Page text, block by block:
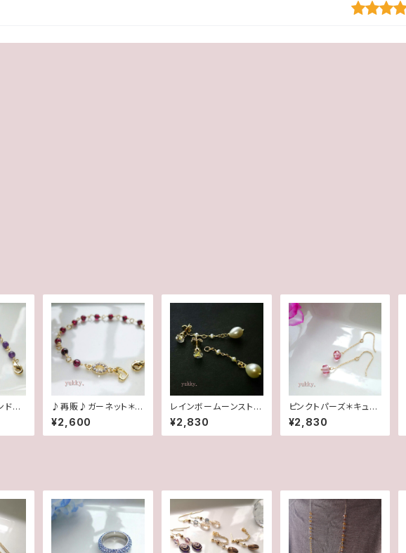
ド4
♪再販♪ガーネット＊ラ
ウンド4mmブレスレッ
ト
¥2,600
レインボームーンストー
ン＊淡水2wayポストピ
アス14kgf
¥2,830
ピンクトパーズ＊キュー
ブカット14Kgfピアス
¥2,830